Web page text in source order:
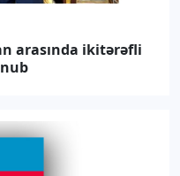
arasında ikitərəfli